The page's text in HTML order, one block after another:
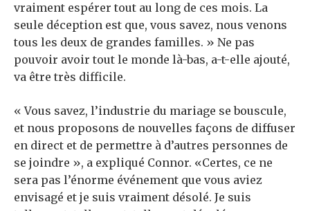
vraiment espérer tout au long de ces mois. La
seule déception est que, vous savez, nous venons
tous les deux de grandes familles. » Ne pas
pouvoir avoir tout le monde là-bas, a-t-elle ajouté,
va être très difficile.
« Vous savez, l’industrie du mariage se bouscule,
et nous proposons de nouvelles façons de diffuser
en direct et de permettre à d’autres personnes de
se joindre », a expliqué Connor. «Certes, ce ne
sera pas l’énorme événement que vous aviez
envisagé et je suis vraiment désolé. Je suis